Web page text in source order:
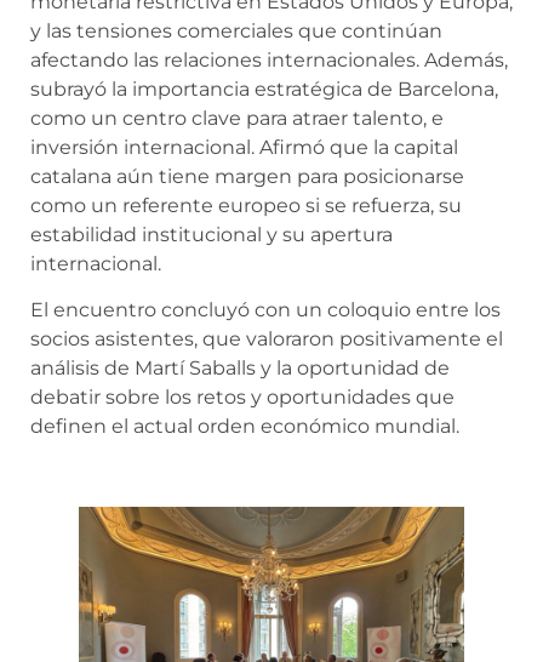
y las tensiones comerciales que continúan
afectando las relaciones internacionales. Además,
subrayó la importancia estratégica de Barcelona,
como un centro clave para atraer talento, e
inversión internacional. Afirmó que la capital
catalana aún tiene margen para posicionarse
como un referente europeo si se refuerza, su
estabilidad institucional y su apertura
internacional.
El encuentro concluyó con un coloquio entre los
socios asistentes, que valoraron positivamente el
análisis de Martí Saballs y la oportunidad de
debatir sobre los retos y oportunidades que
definen el actual orden económico mundial.